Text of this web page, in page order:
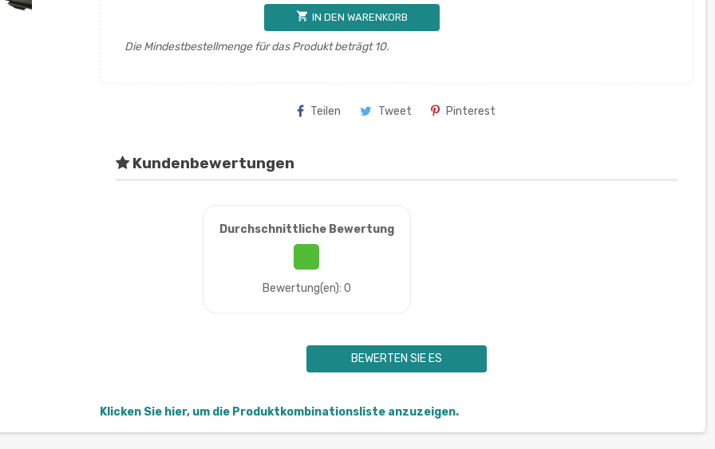
shopping_cart IN DEN WARENKORB
Die Mindestbestellmenge für das Produkt beträgt 10.
Teilen Tweet Pinterest
Kundenbewertungen
Durchschnittliche Bewertung
Bewertung(en): 0
BEWERTEN SIE ES
Klicken Sie hier, um die Produktkombinationsliste anzuzeigen.